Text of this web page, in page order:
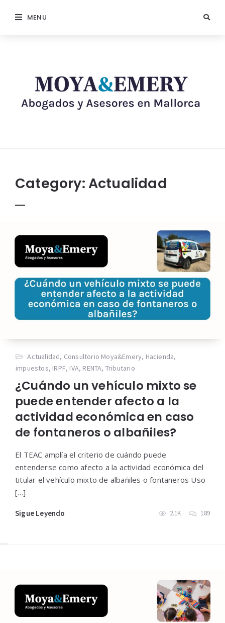
MENU
Category:Actualidad
Actualidad, Consultorio Moya&Emery, Hacienda,
impuestos, IRPF, IVA, RENTA, Tributario
¿Cuándo un vehículo mixto se
puede entender afecto a la
actividad económica en caso
de fontaneros o albañiles?
El TEAC amplía el criterio de cuándo puede
entenderse como afecto a la actividad económica del
titular el vehículo mixto de albañiles o fontaneros Uso
[…]
Sigue Leyendo 2.1K 189